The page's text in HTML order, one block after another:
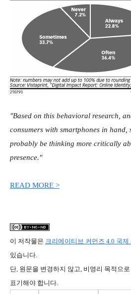
"Based on this behavioral research,
consumers with smartphones in hand,
probably be thinking more critically
presence."
READ MORE >
이 저작물은 크리에이티브 커먼즈 4.0 국제
있습니다.
단, 원문을 변경하지 않고, 비영리 목적으
표기해야 합니다.